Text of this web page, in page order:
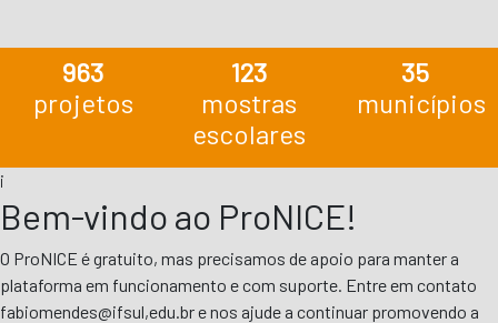
963
projetos
123
mostras
escolares
35
municípios
i
Bem-vindo ao ProNICE!
O ProNICE é gratuito, mas precisamos de apoio para manter a
plataforma em funcionamento e com suporte. Entre em contato
fabiomendes@ifsul,edu.br e nos ajude a continuar promovendo a